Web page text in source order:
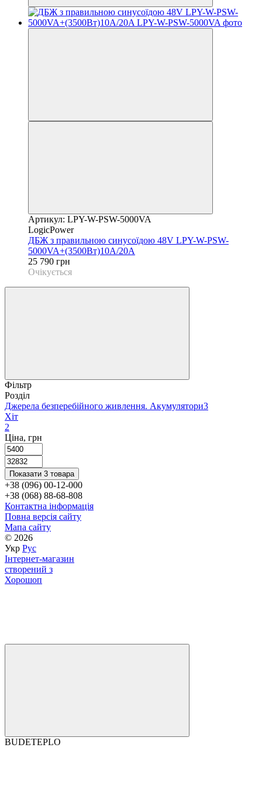
Артикул: LPY-W-PSW-5000VA
LogicPower
ДБЖ з правильною синусоїдою 48V LPY-W-PSW-
5000VA+(3500Вт)10A/20A
25 790 грн
Очікується
Фільтр
Розділ
Джерела безперебійного живлення. Акумулятори3
Хіт
2
Ціна, грн
Показати 3 товара
+38 (096) 00-12-000
+38 (068) 88-68-808
Контактна інформація
Повна версія сайту
Мапа сайту
© 2026
Укр Рус
Інтернет-магазин
створений з
Хорошоп
BUDETEPLO